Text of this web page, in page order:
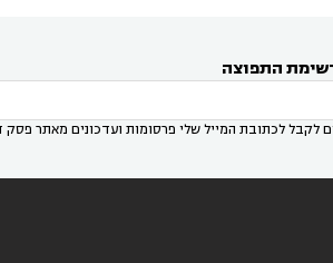
התפוצה
לקבל לכתובת המייל שלי פרסומות ועדכונים מאתר פסק